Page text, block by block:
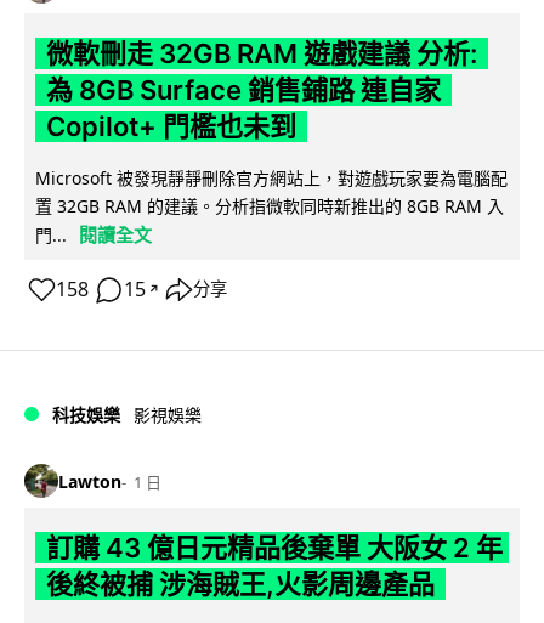
微軟刪走 32GB RAM 遊戲建議 分析:
為 8GB Surface 銷售鋪路 連自家
Copilot+ 門檻也未到
Microsoft 被發現靜靜刪除官方網站上，對遊戲玩家要為電腦配
置 32GB RAM 的建議。分析指微軟同時新推出的 8GB RAM 入
門...
閱讀全文
158 15 ↗ 分享
科技娛樂 影視娛樂
Lawton 1 日
訂購 43 億日元精品後棄單 大阪女 2 年
後終被捕 涉海賊王,火影周邊產品